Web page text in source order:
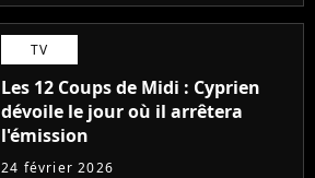
TV
Les 12 Coups de Midi : Cyprien
dévoile le jour où il arrêtera
l'émission
24 février 2026